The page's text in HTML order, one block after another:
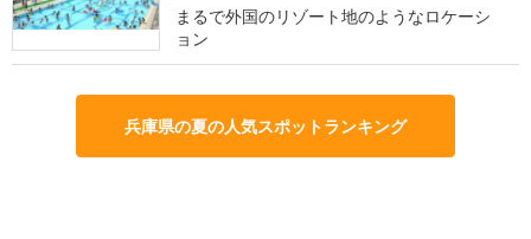
まるで外国のリゾート地のようなロケーシ
ョン
兵庫県の夏の人気スポットランキング